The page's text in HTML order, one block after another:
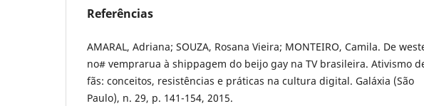
Referências
AMARAL, Adriana; SOUZA, Rosana Vieira; MONTEIRO, Camila. De
no# vemprarua à shippagem do beijo gay na TV brasileira. Ativismo
fãs: conceitos, resistências e práticas na cultura digital. Galáxia (São
Paulo), n. 29, p. 141-154, 2015.